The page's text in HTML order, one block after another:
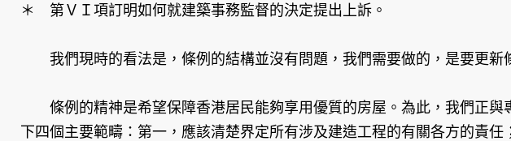
＊ 第ＶＩ項訂明如何就建築事務監督的決定提出上訴。
我們現時的看法是，條例的結構並沒有問題，我們需要做的，是要更新
條例的精神是希望保障香港居民能夠享用優質的房屋。為此，我們正與
下四個主要範疇：第一，應該清楚界定所有涉及建造工程的有關各方的責